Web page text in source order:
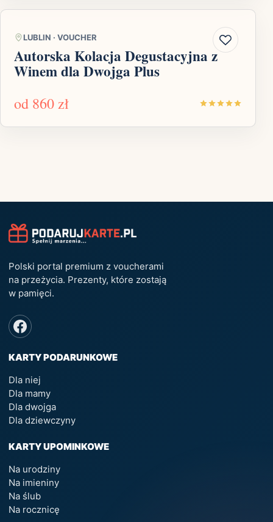
LUBLIN · VOUCHER
Autorska Kolacja Degustacyjna z
Winem dla Dwojga Plus
od 860 zł
Polski portal premium z voucherami
na przeżycia. Prezenty, które zostają
w pamięci.
KARTY PODARUNKOWE
Dla niej
Dla mamy
Dla dwojga
Dla dziewczyny
KARTY UPOMINKOWE
Na urodziny
Na imieniny
Na ślub
Na rocznicę